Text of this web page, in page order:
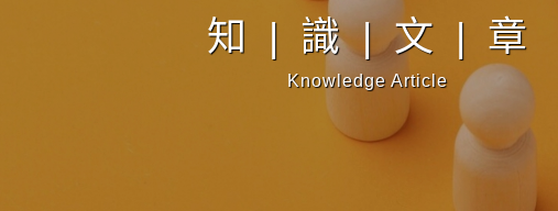
知|識|文|章
Knowledge Article